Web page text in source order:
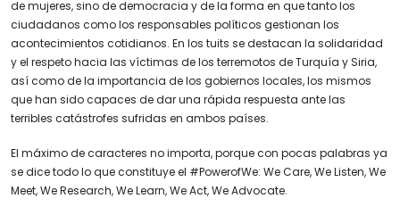
de mujeres, sino de democracia y de la forma en que tanto los
ciudadanos como los responsables políticos gestionan los
acontecimientos cotidianos. En los tuits se destacan la solidaridad
y el respeto hacia las víctimas de los terremotos de Turquía y Siria,
así como de la importancia de los gobiernos locales, los mismos
que han sido capaces de dar una rápida respuesta ante las
terribles catástrofes sufridas en ambos países.
El máximo de caracteres no importa, porque con pocas palabras ya
se dice todo lo que constituye el #PowerofWe: We Care, We Listen, We
Meet, We Research, We Learn, We Act, We Advocate.